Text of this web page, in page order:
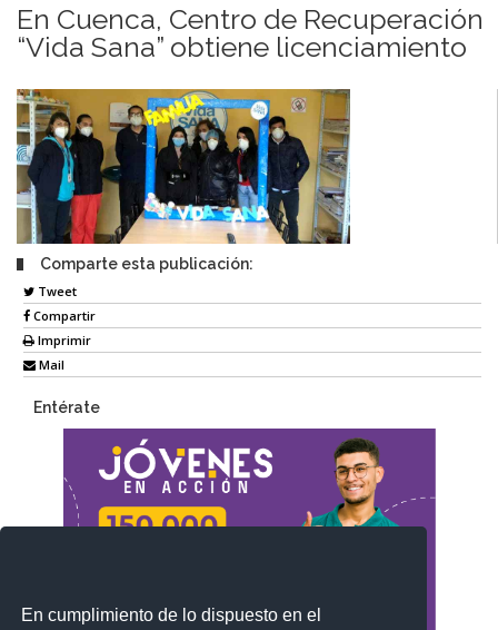
En cumplimiento de lo dispuesto en el
En Cuenca, Centro de Recuperación
“Vida Sana” obtiene licenciamiento
Comparte esta publicación:
Tweet
Compartir
Imprimir
Mail
Entérate